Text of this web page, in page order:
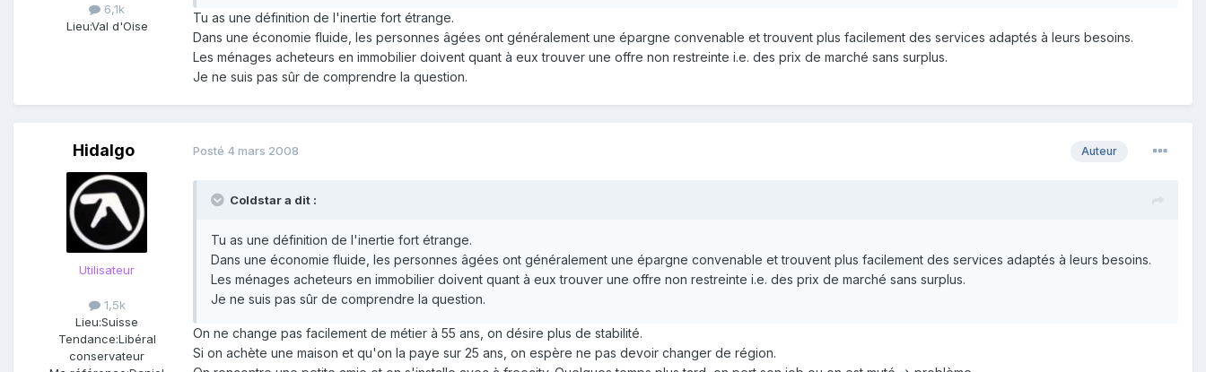
6,1k
Lieu:Val d'Oise
Tu as une définition de l'inertie fort étrange.
Dans une économie fluide, les personnes âgées ont généralement une épargne convenable et trouvent plus facilement des services adaptés à leurs besoins.
Les ménages acheteurs en immobilier doivent quant à eux trouver une offre non restreinte i.e. des prix de marché sans surplus.
Je ne suis pas sûr de comprendre la question.
Hidalgo
Utilisateur
1,5k
Lieu:Suisse
Tendance:Libéral
conservateur
Auteur
Posté 4 mars 2008
Coldstar a dit :
Tu as une définition de l'inertie fort étrange.
Dans une économie fluide, les personnes âgées ont généralement une épargne convenable et trouvent plus facilement des services adaptés à leurs besoins.
Les ménages acheteurs en immobilier doivent quant à eux trouver une offre non restreinte i.e. des prix de marché sans surplus.
Je ne suis pas sûr de comprendre la question.
On ne change pas facilement de métier à 55 ans, on désire plus de stabilité.
Si on achète une maison et qu'on la paye sur 25 ans, on espère ne pas devoir changer de région.